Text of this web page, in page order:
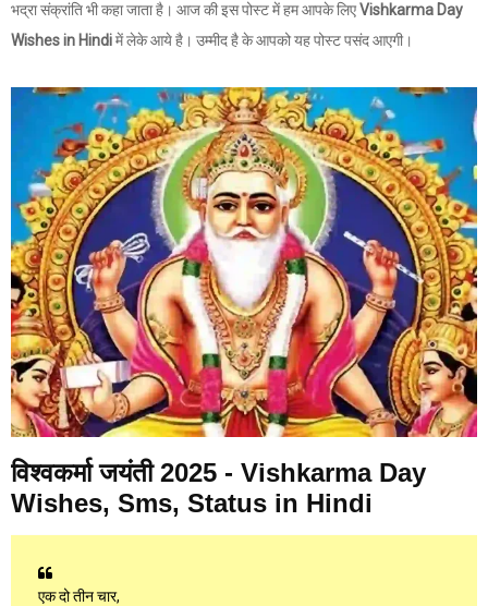
भद्रा संक्रांति भी कहा जाता है। आज की इस पोस्ट में हम आपके लिएVishkarma Day
Wishes in Hindiमें लेके आये है। उम्मीद है के आपको यह पोस्ट पसंद आएगी।
विश्वकर्मा जयंती 2025 - Vishkarma Day
Wishes, Sms, Status in Hindi
एक दो तीन चार,